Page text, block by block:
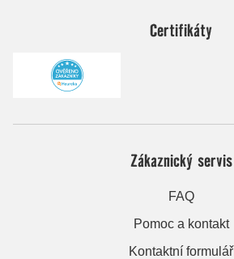
Certifikáty
Zákaznický servis
FAQ
Pomoc a kontakt
Kontaktní formulář